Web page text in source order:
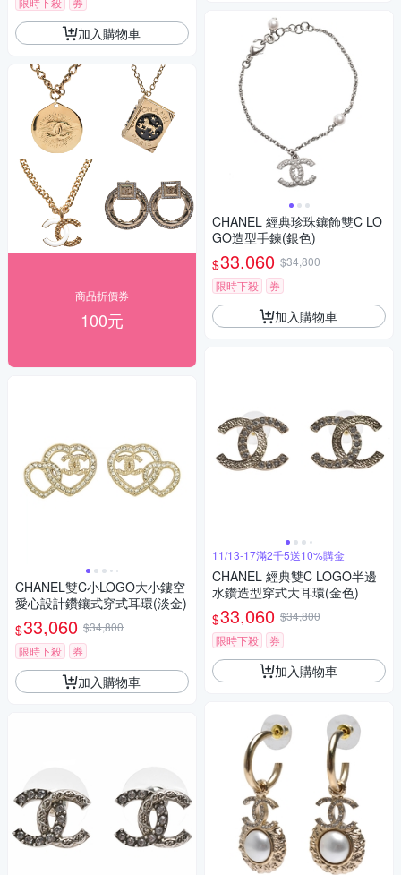
加入購物車
商品折價券
100元
CHANEL雙C小LOGO大小鏤空
愛心設計鑽鑲式穿式耳環(淡金)
$33,060 $34,800
限時下殺
券
加入購物車
CHANEL 經典珍珠鑲飾雙C LO
GO造型手鍊(銀色)
$33,060 $34,800
限時下殺
券
加入購物車
11/13-17滿2千5送10%購金
CHANEL 經典雙C LOGO半邊
水鑽造型穿式大耳環(金色)
$33,060 $34,800
限時下殺
券
加入購物車